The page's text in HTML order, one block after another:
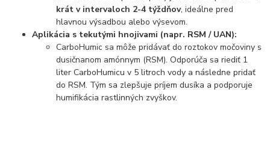
krát v intervaloch 2-4 týždňov, ideálne pred
hlavnou výsadbou alebo výsevom.
Aplikácia s tekutými hnojivami (napr. RSM / UAN):
CarboHumic sa môže pridávať do roztokov močoviny s
dusičnanom amónnym (RSM). Odporúča sa riediť 1
liter CarboHumicu v 5 litroch vody a následne pridať
do RSM. Tým sa zlepšuje príjem dusíka a podporuje
humifikácia rastlinných zvyškov.